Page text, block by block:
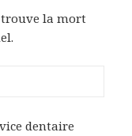
trouve la mort
dentaire